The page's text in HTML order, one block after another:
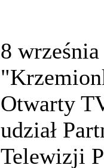
8
Otwarty
udział
Telewizji